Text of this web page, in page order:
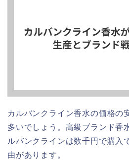
カルバンクライン香水の価格の
多いでしょう。高級ブランド香
ルバンクラインは数千円で購入
由があります。